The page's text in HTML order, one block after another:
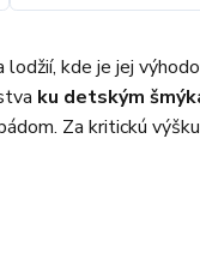
kde je jej
ku detským
Za kritickú